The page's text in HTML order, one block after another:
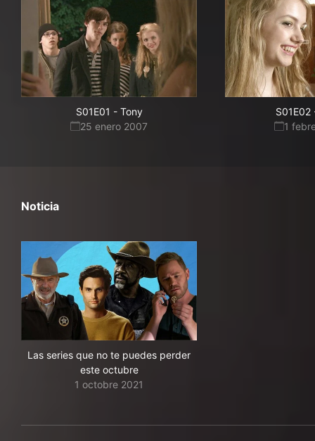
S01E01 - Tony
25 enero 2007
S01E02
1
Noticia
Las series que no te puedes perder
este octubre
1 octobre 2021